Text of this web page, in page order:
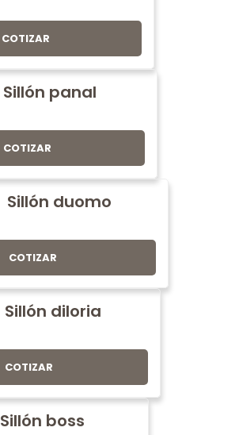
COTIZAR
Sillón panal
COTIZAR
Sillón duomo
COTIZAR
Sillón diloria
COTIZAR
Sillón boss